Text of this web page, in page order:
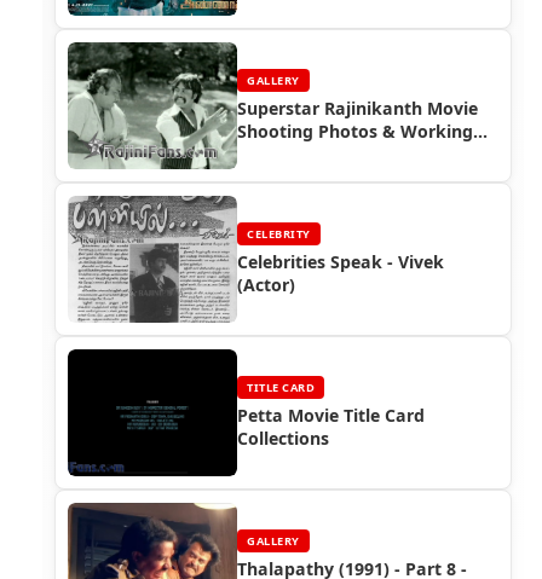
GALLERY
Superstar Rajinikanth Movie
Shooting Photos & Working
CELEBRITY
Celebrities Speak - Vivek
(Actor)
TITLE CARD
Petta Movie Title Card
Collections
GALLERY
Thalapathy (1991) - Part 8 -